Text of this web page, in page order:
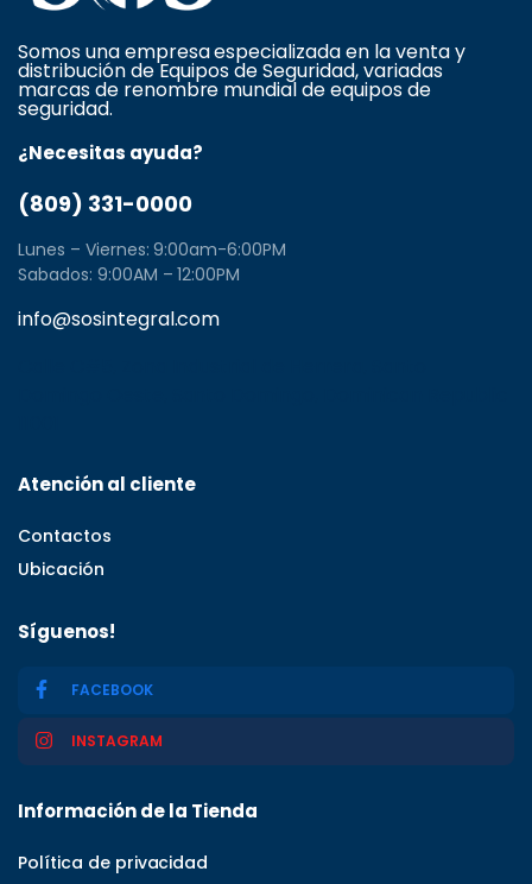
Somos una empresa especializada en la venta y
distribución de Equipos de Seguridad, variadas
marcas de renombre mundial de equipos de
seguridad.
¿Necesitas ayuda?
(809) 331-0000
Lunes – Viernes: 9:00am-6:00PM
Sabados: 9:00AM – 12:00PM
info@sosintegral.com
Atención al cliente
Contactos
Ubicación
Síguenos!
FACEBOOK
INSTAGRAM
Información de la Tienda
Política de privacidad